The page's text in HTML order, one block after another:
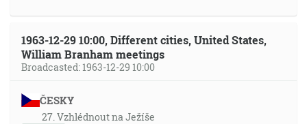
1963-12-29 10:00, Different cities, United States,
William Branham meetings
Broadcasted: 1963-12-29 10:00
ČESKY
27. Vzhlédnout na Ježíše